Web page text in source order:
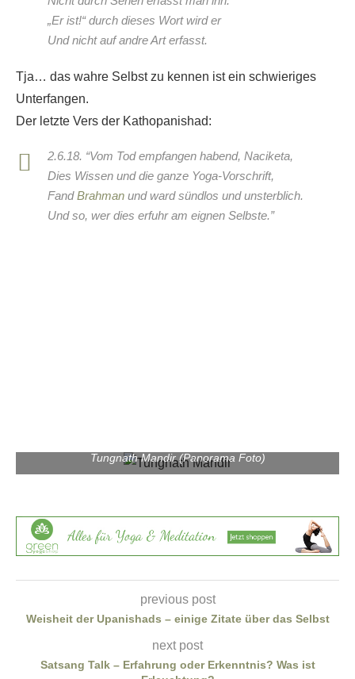
„Er ist!“ durch dieses Wort wird er
Und nicht auf andre Art erfasst.
Tja… das wahre Selbst zu kennen ist ein schwieriges
Unterfangen.
Der letzte Vers der Kathopanishad:
2.6.18. “Vom Tod empfangen habend, Naciketa,
Dies Wissen und die ganze Yoga-Vorschrift,
FandBrahman und ward sündlos und unsterblich.
Und so, wer dies erfuhr am eignen Selbste.”
Tungnath Mandir (Panorama Foto)
previous post
Weisheit der Upanishads – einige Zitate über das Selbst
next post
Satsang Talk – Erfahrung oder Erkenntnis? Was ist